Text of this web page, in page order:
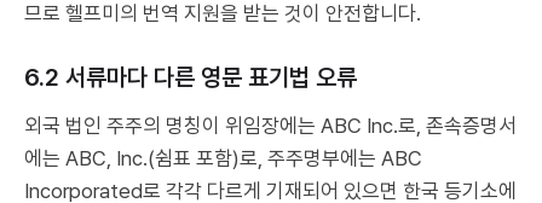
므로 헬프미의 번역 지원을 받는 것이 안전합니다.
6.2 서류마다 다른 영문 표기법 오류
외국 법인 주주의 명칭이 위임장에는 ABC Inc.로, 존속증명서
에는 ABC, Inc.(쉼표 포함)로, 주주명부에는 ABC
Incorporated로 각각 다르게 기재되어 있으면 한국 등기소에